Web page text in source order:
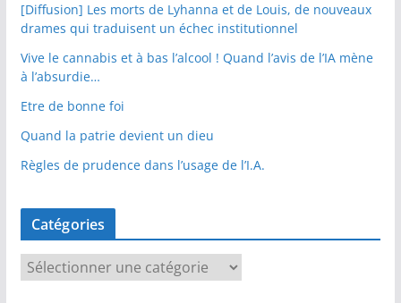
[Diffusion] Les morts de Lyhanna et de Louis, de nouveaux
drames qui traduisent un échec institutionnel
Vive le cannabis et à bas l’alcool ! Quand l’avis de l’IA mène
à l’absurdie…
Etre de bonne foi
Quand la patrie devient un dieu
Règles de prudence dans l’usage de l’I.A.
Catégories